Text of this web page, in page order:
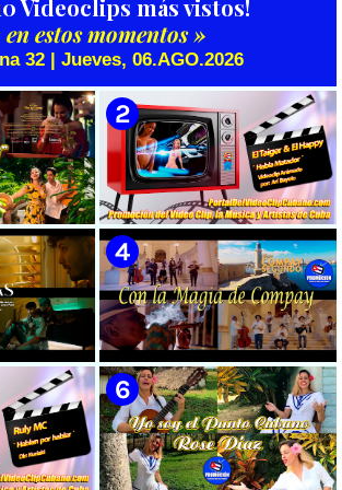
Videoclips más vistos!
en estos momentos »
32 | Jueves, 06.AGO.2026
China) ||
Director:
González
bailable
|| CUBA
🟡 El Taiger & El Happy ||
¨Habla Matador¨ || Videoclip
Animado || Director: Arí Bayolo
|| Música Urbana Cubana ||
CUBA
📺
🟡 Grupo Compay Segundo ||
¨Con La Magia de Compay¨ ||